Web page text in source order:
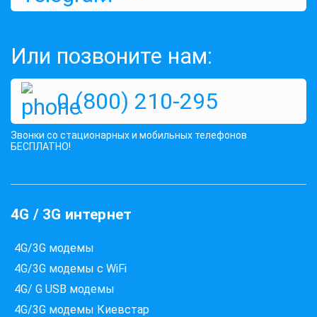
1315 грн
Или позвоните нам:
0 (800) 210-295
Звонки со стационарных и мобильных телефонов
БЕСПЛАТНО!
4G / 3G интернет
4G/3G модемы
4G/3G модемы с WiFi
4G/ G USB модемы
4G/3G модемы Киевстар